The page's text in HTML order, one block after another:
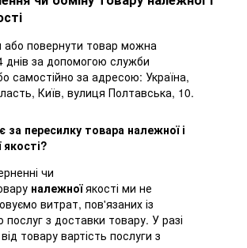
або повернути товар можна
днів за допомогою служби
самостійно за адресою: Україна,
Київ, вулиця Полтавська, 10.
за пересилку товара належної і
чи
належноїякості ми не
витрат, пов'язаних із
послуг з доставки товару. У разі
товару вартість послуги з